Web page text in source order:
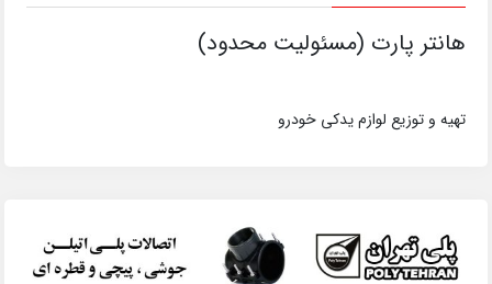
هانتر پارت (مسئولیت محدود)
تهیه و توزیع لوازم یدکی خودرو